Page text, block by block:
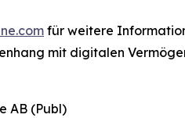
für weitere
mit digitalen
AB (Publ)